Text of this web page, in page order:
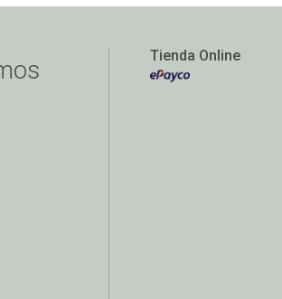
Tienda Online